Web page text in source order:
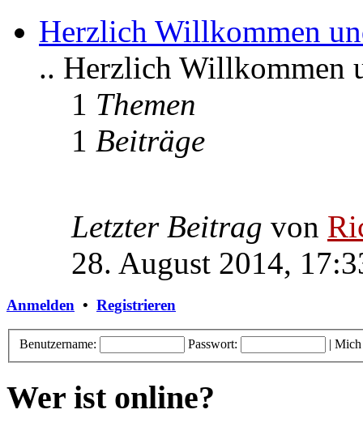
Herzlich Willkommen
.. Herzlich Willkommen
1 Themen
1 Beiträge
Letzter Beitrag von
28. August 2014,
Anmelden • Registrieren
Benutzername: Passwort: | Mich
Wer ist online?